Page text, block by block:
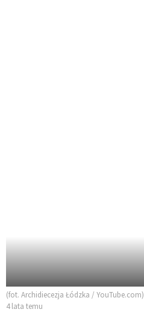
(fot. Archidiecezja Łódzka / YouTube.com)
4 lata temu